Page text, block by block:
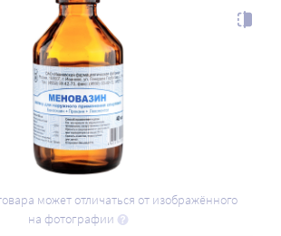
может отличаться от изображённого
на фотографии